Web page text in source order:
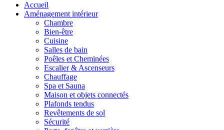
Accueil
Aménagement intérieur
Chambre
Bien-être
Cuisine
Salles de bain
Poêles et Cheminées
Escalier & Ascenseurs
Chauffage
Spa et Sauna
Maison et objets connectés
Plafonds tendus
Revêtements de sol
Sécurité